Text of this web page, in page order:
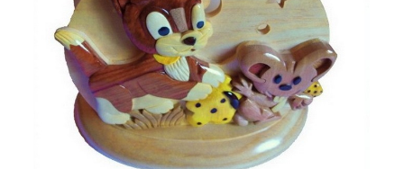
africaine
asiatique
collectionneurs